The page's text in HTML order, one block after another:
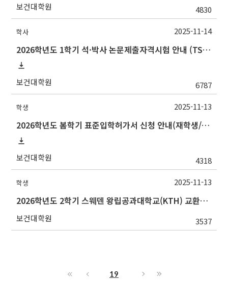
보건대학원 4830
학사
2026학년도 1학기 석·박사 논문제출자격시험 안내 (TSQ exam: Major and Korean for foreign students)
보건대학원 6787
2025-11-14
학생
2026학년도 봄학기 표준입학허가서 신청 안내(재학생/복학생/연구생)
보건대학원 4318
2025-11-13
학생
2026학년도 2학기 스웨덴 왕립공과대학교(KTH) 교환학생 모집 설명회 안내
보건대학원 3537
2025-11-13
19